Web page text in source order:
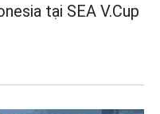
tại SEA V.Cup